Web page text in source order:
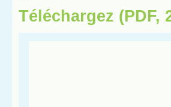
Téléchargez (PDF,